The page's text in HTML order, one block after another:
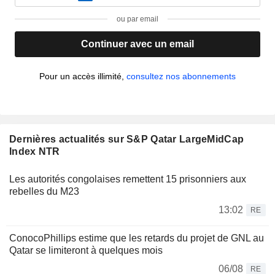
ou par email
Continuer avec un email
Pour un accès illimité, consultez nos abonnements
Dernières actualités sur S&P Qatar LargeMidCap
Index NTR
Les autorités congolaises remettent 15 prisonniers aux
rebelles du M23
13:02
RE
ConocoPhillips estime que les retards du projet de GNL au
Qatar se limiteront à quelques mois
06/08
RE